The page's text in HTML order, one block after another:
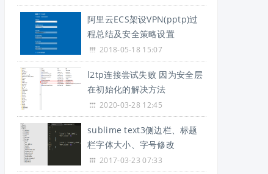
阿里云ECS架设VPN(pptp)过
程总结及安全策略设置
2018-05-18 15:07
l2tp连接尝试失败 因为安全层
在初始化的解决方法
2020-03-28 12:45
sublime text3侧边栏、标题
栏字体大小、字号修改
2017-03-23 07:33